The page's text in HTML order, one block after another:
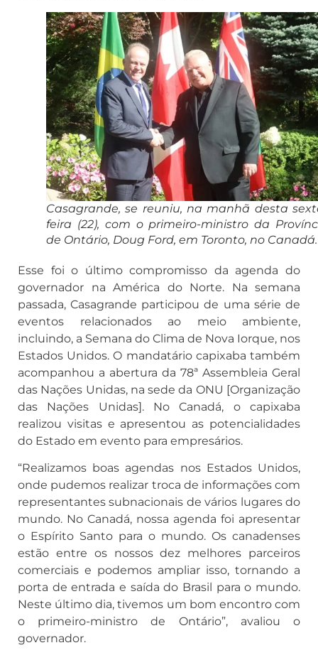
Casagrande, se reuniu, na manhã desta
feira (22), com o primeiro-ministro da
de Ontário, Doug Ford, em Toronto, no Canadá.
Esse foi o último compromisso da agenda do
governador na América do Norte. Na semana
passada, Casagrande participou de uma série de
eventos relacionados ao meio ambiente,
incluindo, a Semana do Clima de Nova Iorque, nos
Estados Unidos. O mandatário capixaba também
acompanhou a abertura da 78ª Assembleia Geral
das Nações Unidas, na sede da ONU [Organização
das Nações Unidas]. No Canadá, o capixaba
realizou visitas e apresentou as potencialidades
do Estado em evento para empresários.
“Realizamos boas agendas nos Estados Unidos,
onde pudemos realizar troca de informações com
representantes subnacionais de vários lugares do
mundo. No Canadá, nossa agenda foi apresentar
o Espírito Santo para o mundo. Os canadenses
estão entre os nossos dez melhores parceiros
comerciais e podemos ampliar isso, tornando a
porta de entrada e saída do Brasil para o mundo.
Neste último dia, tivemos um bom encontro com
o primeiro-ministro de Ontário”, avaliou o
governador.